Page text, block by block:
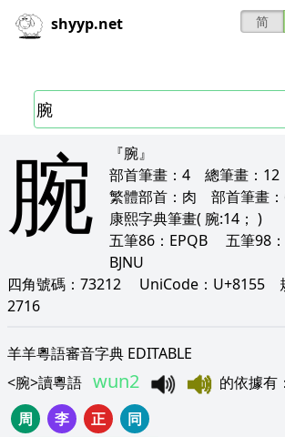
shyyp.net 简
腕
『腕』
部首筆畫： 4 總筆畫： 12
繁體部首： 肉 部首筆畫：
康熙字典筆畫( 腕:14； )
五筆86： EPQB 五筆98：
BJNU
四角號碼： 73212 UniCode： U+8155
2716
羊羊粵語審音字典 EDITABLE
<腕>讀粵語 wun2 的依據有 ：
周
李 正
同